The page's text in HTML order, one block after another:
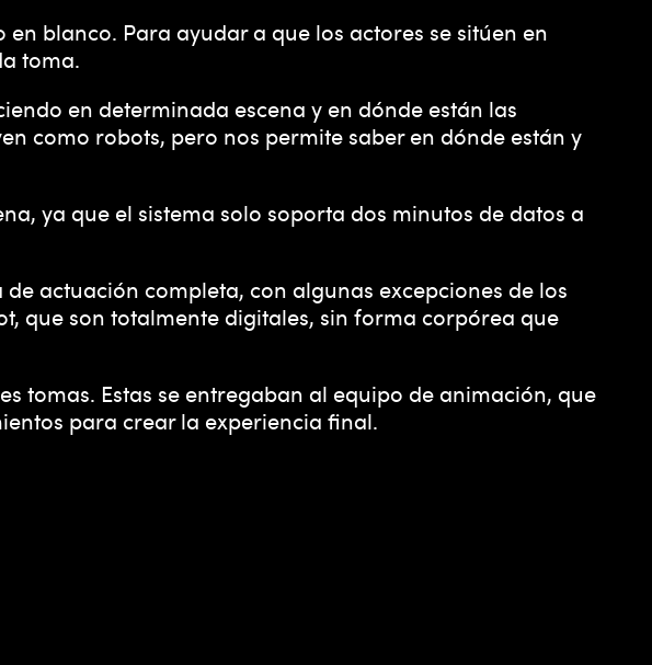
blanco. Para ayudar a que los actores se sitúen en
toma.
en determinada escena y en dónde están las
como robots, pero nos permite saber en dónde están y
ya que el sistema solo soporta dos minutos de datos a
actuación completa, con algunas excepciones de los
que son totalmente digitales, sin forma corpórea que
tomas. Estas se entregaban al equipo de animación, que
para crear la experiencia final.